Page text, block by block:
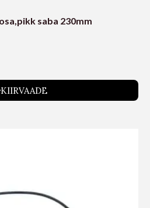
saba 230mm
KIIRVAADE